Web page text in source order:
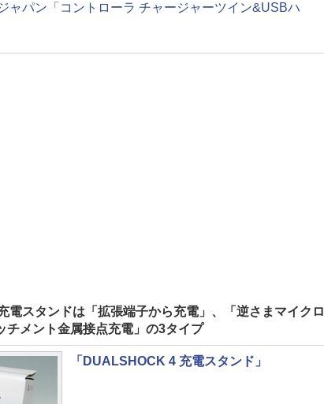
パン「コントローラ チャージャーツイン&USBハ
電スタンドは「拡張端子から充電」、「逆さまマイクロ
チメント金属接点充電」の3タイプ
「DUALSHOCK 4 充電スタンド」